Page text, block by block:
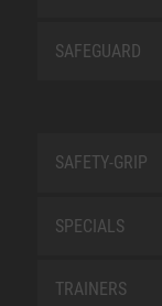
SAFEGUARD
SAFETY-GRIP
SPECIALS
TRAINERS